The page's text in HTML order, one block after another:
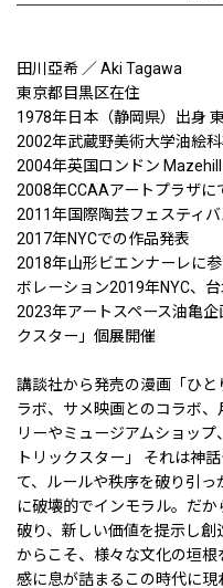
田川亞希 ／ Aki Tagawa
東京都目黒区在住
1978年日本（静岡県）出身
2002年武蔵野美術大学油絵
2004年英国ロンドン
2008年CCAAアートプラザに
2011年国際陶芸フェスティ
2017年NYCでの作品発表
2018年山形ビエンナーレに
ボレーション2019年NYC、
2023年アートスペース油亀
クスター」個展開催
講談社から発売の漫画「ひ
ラボ、サメ映画とのコラボ
リーやミュージアムショッ
トリックスター」 それは神
て、ルールや秩序を破り引
に破壊的でインモラル。だ
破り、新しい価値を提示し創
からこそ、様々な文化の垣
感に息が詰まるこの時代に